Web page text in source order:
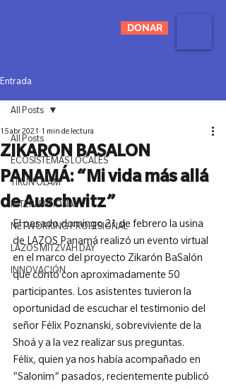
DONAR
Entrada
All Posts
ECOSISTEMAS LOCALES
TIKUN OLAM
INTERNACIONAL
NETWORKING PROFESIONAL
LAZOS MITZVAH DAY
INNOVACIÓN
All Posts
ZIKARON BASALON
PANAMÁ: “Mi vida más allá
de Auschwitz”
15 abr 2021 1 min de lectura
El pasado domingo 21 de febrero la usina
de LAZOS Panamá realizó un evento virtual
en el marco del proyecto Zikarón BaSalón
que contó con aproximadamente 50
participantes. Los asistentes tuvieron la
oportunidad de escuchar el testimonio del
señor Félix Poznanski, sobreviviente de la
Shoá y a la vez realizar sus preguntas.
Félix, quien ya nos había acompañado en
"Salonim" pasados, recientemente publicó